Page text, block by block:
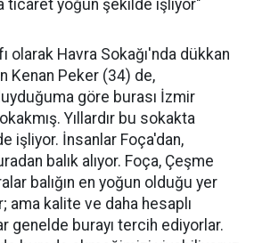
ticaret yoğun şekilde işliyor"
olarak Havra Sokağı'nda dükkan
Kenan Peker (34) de,
göre burası İzmir
Yıllardır bu sokakta
işliyor. İnsanlar Foça'dan,
balık alıyor. Foça, Çeşme
balığın en yoğun olduğu yer
ama kalite ve daha hesaplı
genelde burayı tercih ediyorlar.